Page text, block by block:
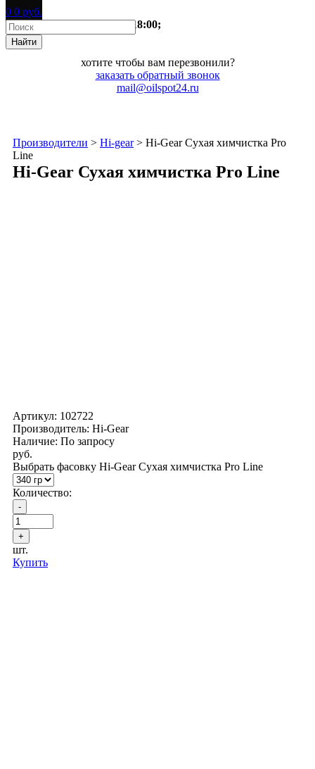
0 0 руб.
время работы:пн-пт 9:00-18:00;
хотите чтобы вам перезвонили?
заказать обратный звонок
mail@oilspot24.ru
Производители > Hi-gear> Hi-Gear Сухая химчистка Pro
Line
Hi-Gear Сухая химчистка Pro Line
Артикул: 102722
Производитель: Hi-Gear
Наличие: По запросу
руб.
Выбрать фасовку Hi-Gear Сухая химчистка Pro Line
Количество:
шт.
Купить